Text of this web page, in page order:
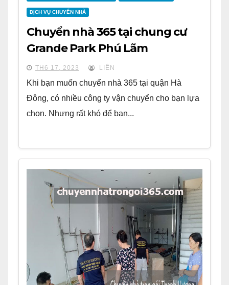
DỊCH VỤ CHUYỂN NHÀ
Chuyển nhà 365 tại chung cư
Grande Park Phú Lãm
TH6 17, 2023 LIÊN
Khi bạn muốn chuyển nhà 365 tại quận Hà
Đông, có nhiều công ty vận chuyển cho bạn lựa
chọn. Nhưng rất khó để bạn...